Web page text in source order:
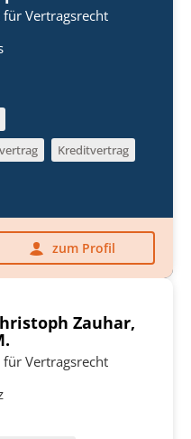
für Vertragsrecht
Kreditvertrag
zum Profil
Zauhar,
für Vertragsrecht